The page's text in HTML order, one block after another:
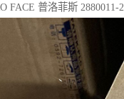
FACE 普洛菲斯 2880011-2